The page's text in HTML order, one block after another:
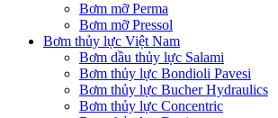
Bơm mỡ Perma
Bơm mỡ Pressol
Bơm thủy lực Việt Nam
Bơm dầu thủy lực Salami
Bơm thủy lực Bondioli Pavesi
Bơm thủy lực Bucher Hydraulics
Bơm thủy lực Concentric